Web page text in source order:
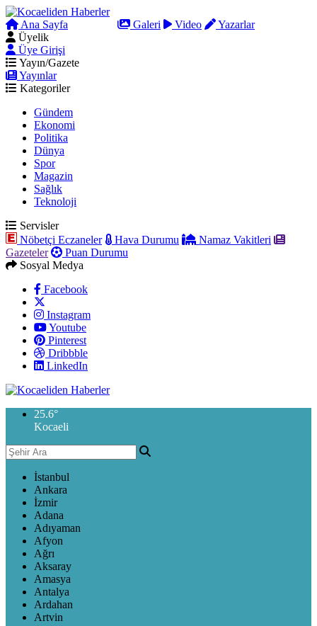
Ana Sayfa Galeri Video
Yazarlar
Üyelik
Üye Girişi
Yayın/Gazete
Yayınlar
Kategoriler
Gündem
Ekonomi
Politika
Dünya
Spor
Magazin
Sağlık
Teknoloji
Servisler
Nöbetçi Eczaneler
Hava Durumu
Namaz Vakitleri
Gazeteler
Puan Durumu
Sosyal Medya
Facebook
Instagram
Youtube
Pinterest
Dribbble
LinkedIn
25.6°
Kocaeli
İstanbul
Ankara
İzmir
Adana
Adıyaman
Afyon
Ağrı
Aksaray
Amasya
Antalya
Ardahan
Artvin